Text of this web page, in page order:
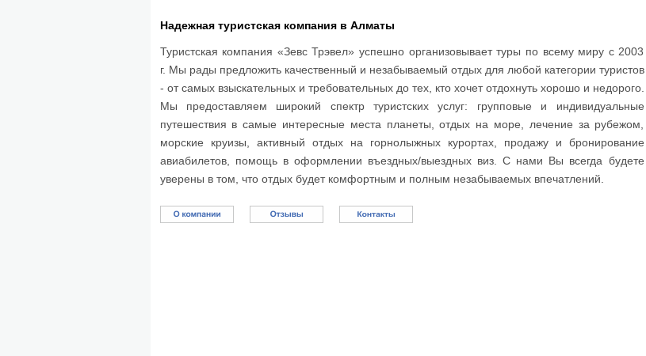
Надежная туристская компания в Алматы
Туристская компания «Зевс Трэвел» успешно организовывает туры по всему миру с 2003
г. Мы рады предложить качественный и незабываемый отдых для любой категории туристов
- от самых взыскательных и требовательных до тех, кто хочет отдохнуть хорошо и недорого.
Мы предоставляем широкий спектр туристских услуг: групповые и индивидуальные
путешествия в самые интересные места планеты, отдых на море, лечение за рубежом,
морские круизы, активный отдых на горнолыжных курортах, продажу и бронирование
авиабилетов, помощь в оформлении въездных/выездных виз.С нами Вы всегда будете
уверены в том, что отдых будет комфортным и полным незабываемых впечатлений.